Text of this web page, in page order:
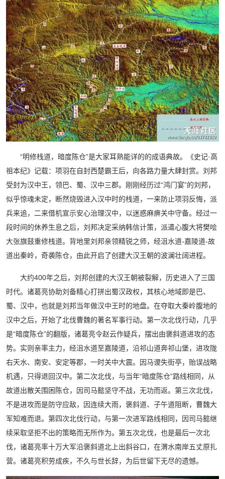
“明修栈道，暗度陈仓”是大家耳熟能详的的成语典故。《史记·高
祖本纪》记载：项羽在自封西楚霸王后，向各路力量大肆封赏。刘邦
受封为汉中王，领巴、蜀、汉中三郡。刚刚经历过“鸿门宴”的刘邦，
似乎惊魂未定，断然烧毁进入汉中时的栈道，一来防止项羽反悔，派
兵来追，二来借机宣示安心治理汉中，以迷惑麻痹关中守备。经过一
段时间的休养生息之后，刘邦决定采纳韩信计策，派遣心腹大将樊哙
大张旗鼓重修栈道。背地里刘邦亲领精锐之师，经沮水道-嘉陵道-故
道出秦岭，奇袭陈仓，由此开启了创建大汉王朝的波澜壮阔进程。
大约400年之后，刘邦创建的大汉王朝被裂解，历史进入了三国
时代。诸葛亮协助刘备精心打拼出蜀汉政权，其核心地域即是巴、
蜀、汉中，也就是刘邦当年做汉中王时的地盘。在夺取大秦岭腹地的
汉中之后，开始了北伐曹魏的著名军事行动。第一次北伐行动，几乎
是“暗度陈仓”的翻版，诸葛亮令赵云作疑兵，摆出由褒斜道进攻的态
势。实则亲率主力，经沮水道至嘉陵道，沿祁山道奔祁山堡，进攻陇
右天水、南安、安定等郡，一时关中大震。因马谡失街亭，贻误战略
机遇，只得退回汉中。第二次北伐，与当年“暗度陈仓”路线相同，从
故道出散关围困陈仓，因司马懿坚守不战，无功而返。第三次北伐，
不是进攻而是防守应敌，因连续大雨，褒斜道、子午道阻断，曹魏大
军知难而退。第四次北伐行动，与第一次进军路线相同，因司马懿继
续采取坚拒不出的策略而无所作为。第五次北伐，也是最后一次北
伐，诸葛亮率十万大军沿褒斜道北上出斜谷口，在渭水南岸五丈原扎
营。诸葛亮积劳成疾，不久与世长辞，为后世留下无尽的遗憾。